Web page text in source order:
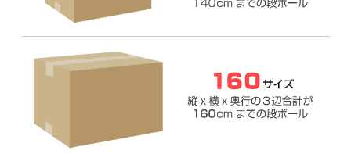
ください。
段ボール箱の目安のサイズについて